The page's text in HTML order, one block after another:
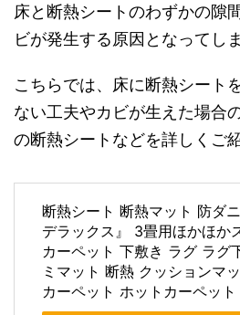
床と断熱シートのわずかの隙
ビが発生する原因となってし
こちらでは、床に断熱シート
ない工夫やカビが生えた場合
の断熱シートなどを詳しくご
断熱シート 断熱マット 防ダ
デラックス』 3畳用ほかほ
カーペット 下敷き ラグ ラグ
ミマット 断熱 クッションマ
カーペット ホットカーペッ